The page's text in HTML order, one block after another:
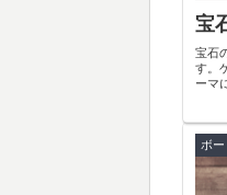
宝
宝石
す。
ーマ
ボー